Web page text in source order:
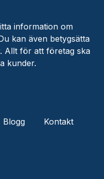
information om
kan även betygsätta
Allt för att företag ska
kunder.
Blogg
Kontakt